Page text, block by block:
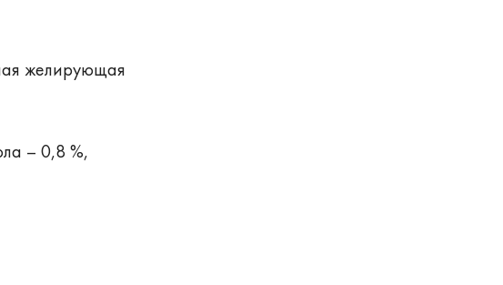
желирующая
– 0,8 %,